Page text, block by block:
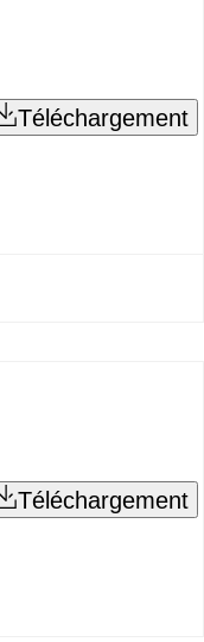
Téléchargement
Téléchargement